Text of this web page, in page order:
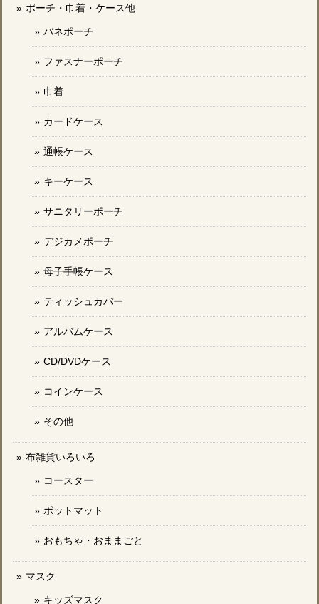
ポーチ・巾着・ケース他
バネポーチ
ファスナーポーチ
巾着
カードケース
通帳ケース
キーケース
サニタリーポーチ
デジカメポーチ
母子手帳ケース
ティッシュカバー
アルバムケース
CD/DVDケース
コインケース
その他
布雑貨いろいろ
コースター
ポットマット
おもちゃ・おままごと
マスク
キッズマスク